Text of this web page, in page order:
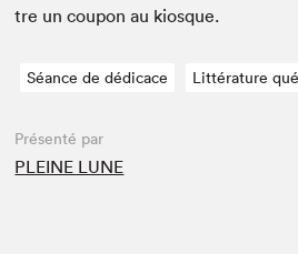
tre un coupon au kiosque.
Séance de dédicace Littérature
Présenté par
PLEINE LUNE